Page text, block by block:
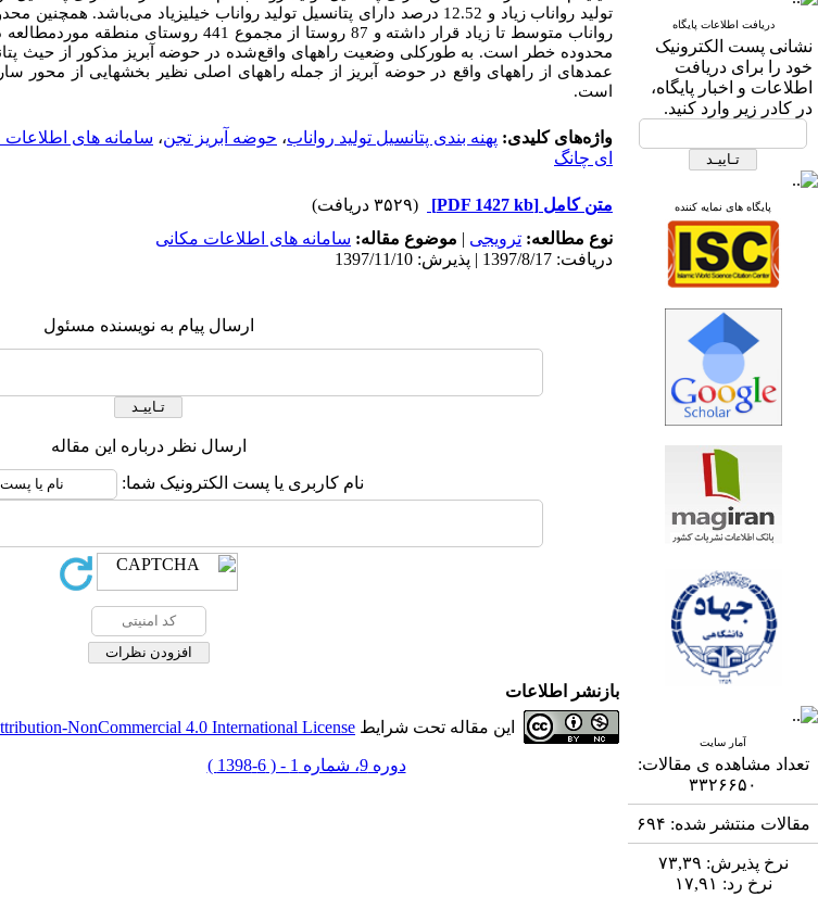
دریافت اطلاعات پایگاه
نشانی پست الکترونیک
خود را برای دریافت
اطلاعات و اخبار پایگاه،
در کادر زیر وارد کنید.
پایگاه های نمایه کننده
آمار سایت
تعداد مشاهده ی مقالات:
۳۳۲۶۶۵۰
مقالات منتشر شده: ۶۹۴
نرخ پذیرش: ۷۳,۳۹
نرخ رد: ۱۷,۹۱
تولید رواناب زیاد و 12.52 درصد دارای پتانسیل تولید رواناب خیلی­زیاد
رواناب متوسط تا زیاد قرار داشته و 87 روستا از
محدوده خطر است. به طورکلی وضعیت راه­های واقع‌شده در حوضه آبریز مذکور از حیث
عمده­ای از راه­های واقع در حوضه آبریز از جمله راه­های اصلی نظیر بخش­هایی از محور
است.
واژه‌های کلیدی: پهنه بندی پتانسیل تولید رواناب، حوضه آبریز تجن، سامانه های اطلاعات
ای چانگ
متن کامل [PDF 1427 kb]
(۳۵۲۹ دریافت)
نوع مطالعه: ترویجی | موضوع مقاله: سامانه های اطلاعات مکانی
دریافت: 1397/8/17 | پذیرش: 1397/11/10
ارسال پیام به نویسنده مسئول
ارسال نظر درباره این مقاله
نام کاربری یا پست الکترونیک شما:
بازنشر اطلاعات
این مقاله تحت شرایط NonCommercial 4.0 International License
دوره 9، شماره 1 - ( 6-1398 )